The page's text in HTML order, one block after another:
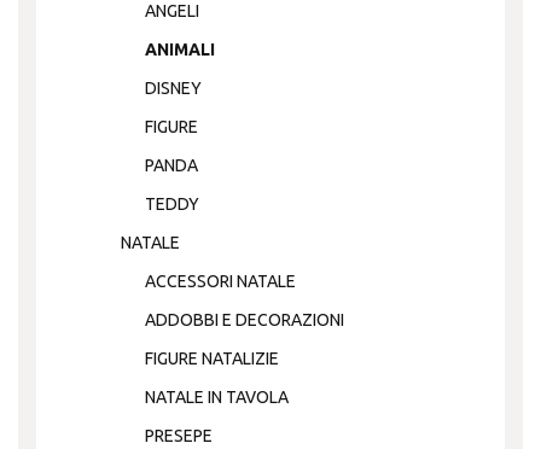
ANGELI
ANIMALI
DISNEY
FIGURE
PANDA
TEDDY
NATALE
ACCESSORI NATALE
ADDOBBI E DECORAZIONI
FIGURE NATALIZIE
NATALE IN TAVOLA
PRESEPE